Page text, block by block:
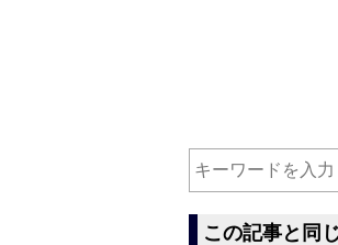
この記事と同